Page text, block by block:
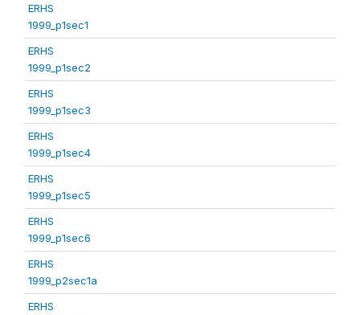
ERHS
1999_p1sec1
ERHS
1999_p1sec2
ERHS
1999_p1sec3
ERHS
1999_p1sec4
ERHS
1999_p1sec5
ERHS
1999_p1sec6
ERHS
1999_p2sec1a
ERHS